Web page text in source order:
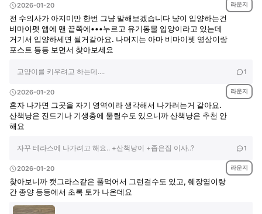
2026-01-20 라운지
전 수의사가 아지미만 한번 그냥 말해보겠습니다 냥이 입양하는건
비마이펫 앱에 맨 끝쪽에•••누르고 유기동물 입양이라고 있는데
거기서 입양하세면 될거같아요. 나머지는 아마 비마이펫 영상이랑
포스트 등등 보면서 찾아보세요
고양이를 키우려고 하는데.... 1
2026-01-20 라운지
혼자 나가면 그곳을 자기 영역이라 생각해서 나가려는거 같아요.
산책냥은 진드기나 기생충에 물릴수도 있으니까 산책냥은 추천 안
해요
자꾸 테라스에 나가려고 해요.. +산책냥이 +좁은집 이사..? 1
2026-01-20 라운지
찾아보니까 캣그라스같은 풀먹어서 그런걸수도 있고, 췌장염이랑
간 종양 등등에서 초록 토가 나온데요